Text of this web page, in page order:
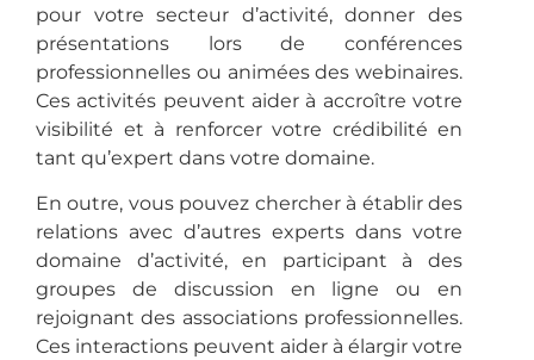
pour votre secteur d’activité, donner des
présentations lors de conférences
professionnelles ou animées des webinaires.
Ces activités peuvent aider à accroître votre
visibilité et à renforcer votre crédibilité en
tant qu’expert dans votre domaine.
En outre, vous pouvez chercher à établir des
relations avec d’autres experts dans votre
domaine d’activité, en participant à des
groupes de discussion en ligne ou en
rejoignant des associations professionnelles.
Ces interactions peuvent aider à élargir votre